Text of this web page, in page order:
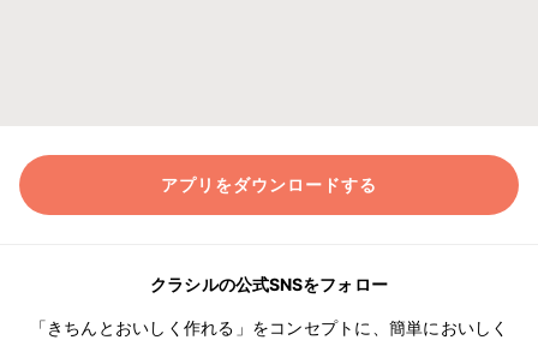
アプリをダウンロードする
クラシルの公式SNSをフォロー
「きちんとおいしく作れる」をコンセプトに、簡単においしく